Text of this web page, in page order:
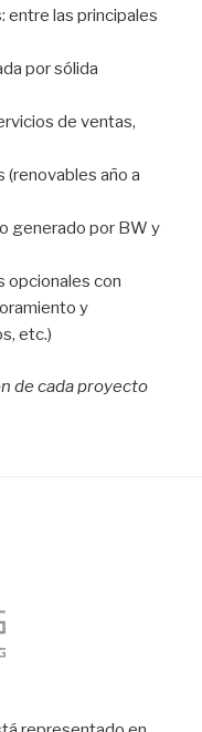
entre las principales
por sólida
de ventas,
año a
generado por BW y
opcionales con
y
etc.)
de cada proyecto